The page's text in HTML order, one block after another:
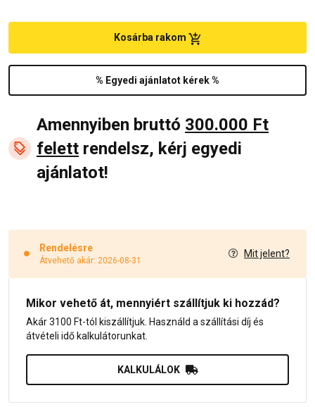
% Egyedi ajánlatot kérek %
Kosárba rakom
Amennyiben bruttó 300.000 Ft
felett rendelsz, kérj egyedi
ajánlatot!
Rendelésre
Átvehető akár: 2026-08-31
Mit jelent?
Mikor vehető át, mennyiért szállítjuk ki hozzád?
Akár 3100 Ft-tól kiszállítjuk. Használd a szállítási díj és
átvételi idő kalkulátorunkat.
KALKULÁLOK